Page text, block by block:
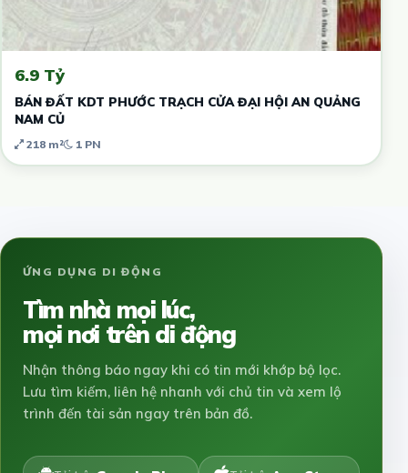
6.9 Tỷ
BÁN ĐẤT KDT PHƯỚC TRẠCH CỬA ĐẠI HỘI AN QUẢNG
NAM CỦ
218 m² 1 PN
ỨNG DỤNG DI ĐỘNG
Tìm nhà mọi lúc,
mọi nơi trên di động
Nhận thông báo ngay khi có tin mới khớp bộ lọc.
Lưu tìm kiếm, liên hệ nhanh với chủ tin và xem lộ
trình đến tài sản ngay trên bản đồ.